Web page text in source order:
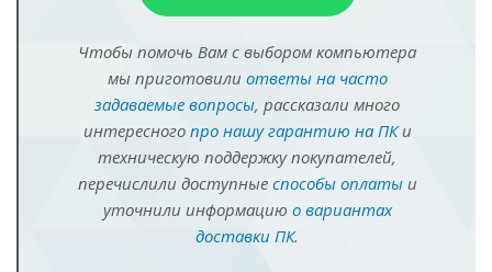
Чтобы помочь Вам с выбором компьютера
мы приготовили ответы на часто
задаваемые вопросы, рассказали много
интересного про нашу гарантию на ПКи
техническую поддержку покупателей,
перечислили доступные способы оплатыи
уточнили информацию о вариантах
доставки ПК.